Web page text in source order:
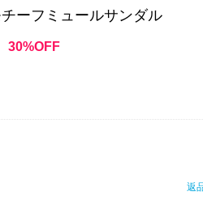
ーフミュールサンダル
30%OFF
返